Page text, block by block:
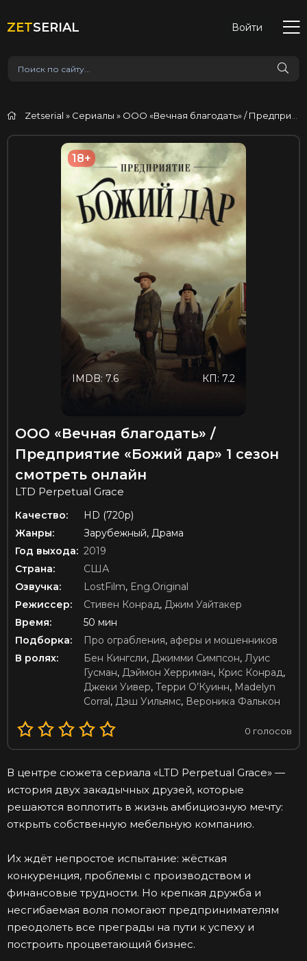
ZETSERIAL Войти
Zetserial » Сериалы » ООО «Вечная благодать» / Предприятие «Божий дар»
18+
КП: 7.2
IMDB: 7.6
ООО «Вечная благодать» /
Предприятие «Божий дар» 1 сезон
смотреть онлайн
LTD Perpetual Grace
Качество:
HD (720p)
Жанры:
Зарубежный, Драма
Год выхода: 2019
Страна:
США
Озвучка:
LostFilm, Eng.Original
Режиссер:
Стивен Конрад, Джим Уайтакер
Время:
50 мин
Подборка:
Про ограбления, аферы и мошенников
В ролях:
Бен Кингсли, Джимми Симпсон, Луис
Гусман, Дэймон Херриман, Крис Конрад,
Джеки Уивер, Терри О’Куинн, Madelyn
Corral , Дэш Уильямс, Вероника Фалькон
0 голосов
В центре сюжета сериала «LTD Perpetual Grace» —
история двух закадычных друзей, которые
решаются воплотить в жизнь амбициозную мечту:
открыть собственную мебельную компанию.
Их ждёт непростое испытание: жёсткая
конкуренция, проблемы с производством и
финансовые трудности. Но крепкая дружба и
несгибаемая воля помогают предпринимателям
преодолеть все преграды на пути к успеху и
построить процветающий бизнес.